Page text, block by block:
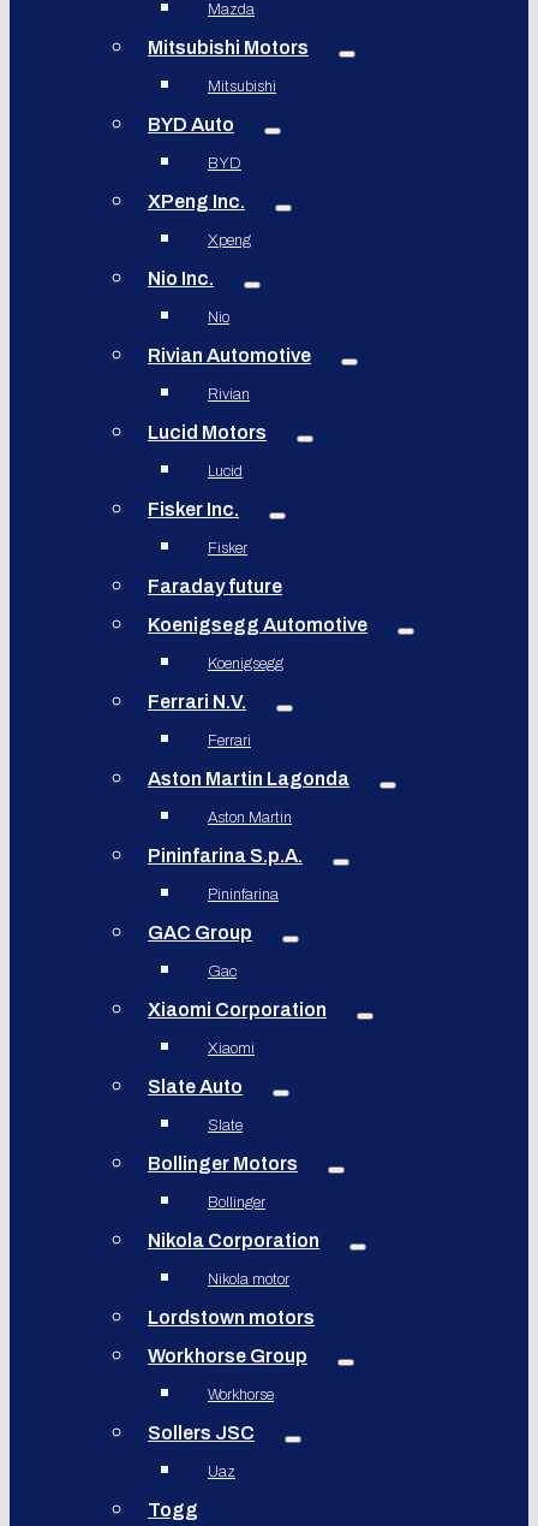
Mazda
Mitsubishi Motors
Mitsubishi
BYD Auto
BYD
XPeng Inc.
Xpeng
Nio Inc.
Nio
Rivian Automotive
Rivian
Lucid Motors
Lucid
Fisker Inc.
Fisker
Faraday future
Koenigsegg Automotive
Koenigsegg
Ferrari N.V.
Ferrari
Aston Martin Lagonda
Aston Martin
Pininfarina S.p.A.
Pininfarina
GAC Group
Gac
Xiaomi Corporation
Xiaomi
Slate Auto
Slate
Bollinger Motors
Bollinger
Nikola Corporation
Nikola motor
Lordstown motors
Workhorse Group
Workhorse
Sollers JSC
Uaz
Togg